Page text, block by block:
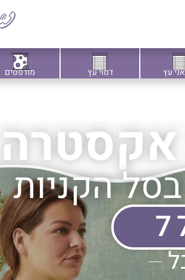
עץ דמוי עץ מודפסים
אקסטרה
הקניות